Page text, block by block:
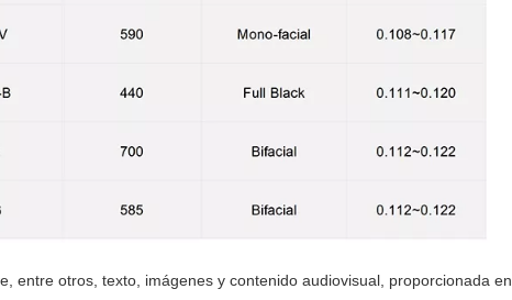
entre otros, texto, imágenes y contenido audiovisual, proporcionada